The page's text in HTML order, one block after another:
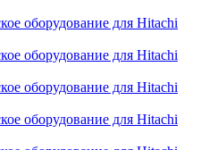
оборудование для Hitachi
оборудование для Hitachi
оборудование для Hitachi
оборудование для Hitachi